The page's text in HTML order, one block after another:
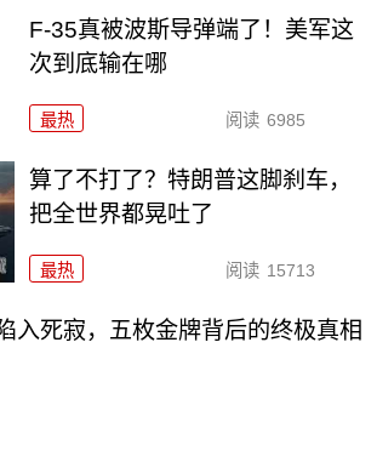
F-35真被波斯导弹端了！美军这
次到底输在哪
最热 阅读 6985
算了不打了？特朗普这脚刹车，
把全世界都晃吐了
最热 阅读 15713
入死寂，五枚金牌背后的终极真相